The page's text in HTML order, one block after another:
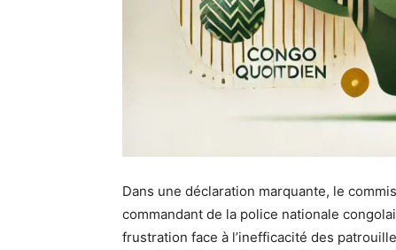
Dans une déclaration marquante, le
commandant de la police nationale
frustration face à l’inefficacité des